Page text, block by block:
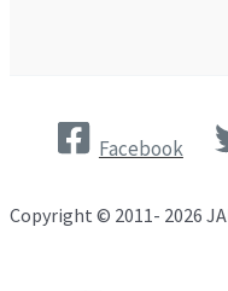
Facebook
Copyright © 2011- 2026